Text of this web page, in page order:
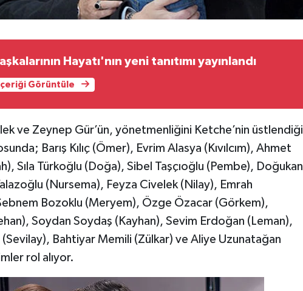
Hayatı'nın yeni tanıtımı yayınlandı
İçeriği Görüntüle
ve Zeynep Gür’ün, yönetmenliğini Ketche’nin üstlendiği
Barış Kılıç (Ömer), Evrim Alasya (Kıvılcım), Ahmet
Sıla Türkoğlu (Doğa), Sibel Taşçıoğlu (Pembe), Doğukan
(Nursema), Feyza Civelek (Nilay), Emrah
Bozoklu (Meryem), Özge Özacar (Görkem),
Soydan Soydaş (Kayhan), Sevim Erdoğan (Leman),
(Sevilay), Bahtiyar Memili (Zülkar) ve Aliye Uzunatağan
rol alıyor.